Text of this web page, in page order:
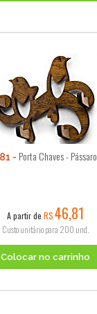
Porta Chaves - Pássaro
A partir de R$46,81
Custo unitário para 200 und.
Colocar no carrinho